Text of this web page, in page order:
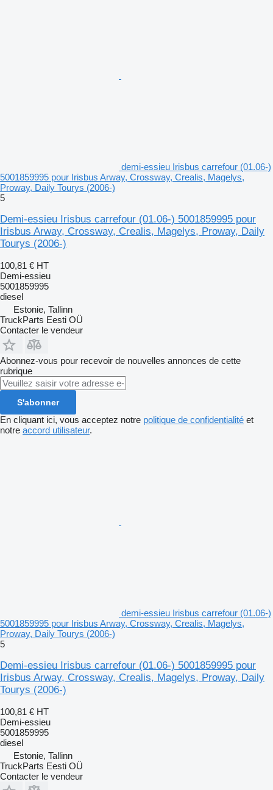
demi-essieu Irisbus carrefour (01.06-)
5001859995 pour Irisbus Arway, Crossway, Crealis, Magelys,
Proway, Daily Tourys (2006-)
5
Demi-essieu Irisbus carrefour (01.06-) 5001859995 pour
Irisbus Arway, Crossway, Crealis, Magelys, Proway, Daily
Tourys (2006-)
100,81 € HT
Demi-essieu
5001859995
diesel
Estonie, Tallinn
TruckParts Eesti OÜ
Contacter le vendeur
Abonnez-vous pour recevoir de nouvelles annonces de cette
rubrique
S'abonner
En cliquant ici, vous acceptez notre politique de confidentialité et
notre accord utilisateur.
demi-essieu Irisbus carrefour (01.06-)
5001859995 pour Irisbus Arway, Crossway, Crealis, Magelys,
Proway, Daily Tourys (2006-)
5
Demi-essieu Irisbus carrefour (01.06-) 5001859995 pour
Irisbus Arway, Crossway, Crealis, Magelys, Proway, Daily
Tourys (2006-)
100,81 € HT
Demi-essieu
5001859995
diesel
Estonie, Tallinn
TruckParts Eesti OÜ
Contacter le vendeur